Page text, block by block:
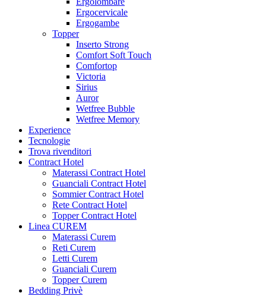
Ergocervicale
Ergogambe
Topper
Inserto Strong
Comfort Soft Touch
Comfortop
Victoria
Sirius
Auror
Wetfree Bubble
Wetfree Memory
Experience
Tecnologie
Trova rivenditori
Contract Hotel
Materassi Contract Hotel
Guanciali Contract Hotel
Sommier Contract Hotel
Rete Contract Hotel
Topper Contract Hotel
Linea CUREM
Materassi Curem
Reti Curem
Letti Curem
Guanciali Curem
Topper Curem
Bedding Privè